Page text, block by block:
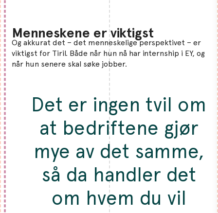
Menneskene er viktigst
Og akkurat det – det menneskelige perspektivet – er
viktigst for Tiril. Både når hun nå har internship i EY, og
når hun senere skal søke jobber.
Det er ingen tvil om
at bedriftene gjør
mye av det samme,
så da handler det
om hvem du vil